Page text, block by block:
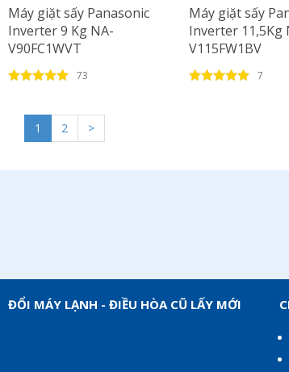
Máy giặt sấy Panasonic
Inverter 9 Kg NA-
V90FC1WVT
73
Máy giặt sấy
Inverter 11,5Kg
V115FW1BV
7
1 2 >
ĐỔI MÁY LẠNH - ĐIỀU HÒA CŨ LẤY MỚI